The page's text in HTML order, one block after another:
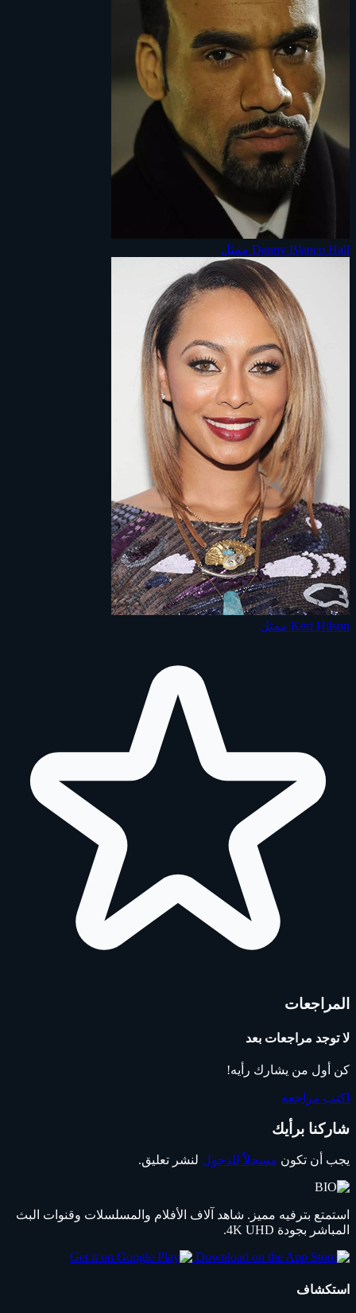
Danny Blanco Hall ممثل
Keri Hilson ممثل
المراجعات
لا توجد مراجعات بعد
كن أول من يشارك رأيه!
اكتب مراجعة
شاركنا برأيك
يجب أن تكون مسجلاً للدخول لنشر تعليق.
استمتع بترفيه مميز. شاهد آلاف الأفلام والمسلسلات وقنوات البث
المباشر بجودة 4K UHD.
استكشاف